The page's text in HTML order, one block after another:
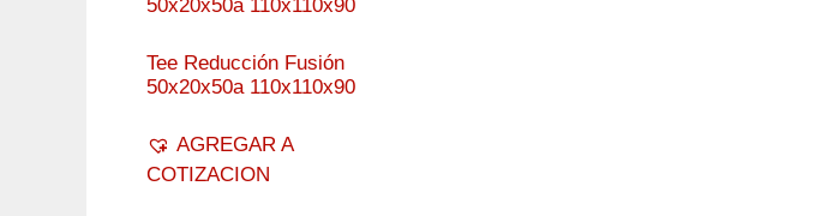
Tee Reducción Fusión
50x20x50a 110x110x90
AGREGAR A
COTIZACION